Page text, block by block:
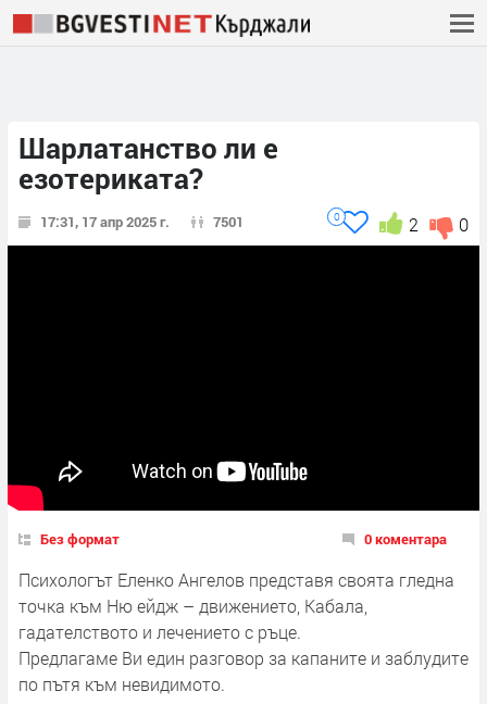
Шарлатанство ли е
езотериката?
17:31, 17 апр 2025 г. 7501 0
2
0
Без формат 0 коментара
Психологът Еленко Ангелов представя своята гледна
точка към Ню ейдж – движението, Кабала,
гадателството и лечението с ръце.
Предлагаме Ви един разговор за капаните и заблудите
по пътя към невидимото.